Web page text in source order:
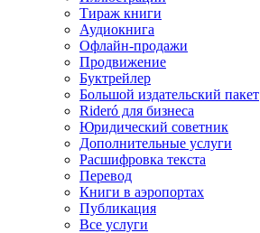
Тираж книги
Аудиокнига
Офлайн-продажи
Продвижение
Буктрейлер
Большой издательский пакет
Rideró для бизнеса
Юридический советник
Дополнительные услуги
Расшифровка текста
Перевод
Книги в аэропортах
Публикация
Все услуги